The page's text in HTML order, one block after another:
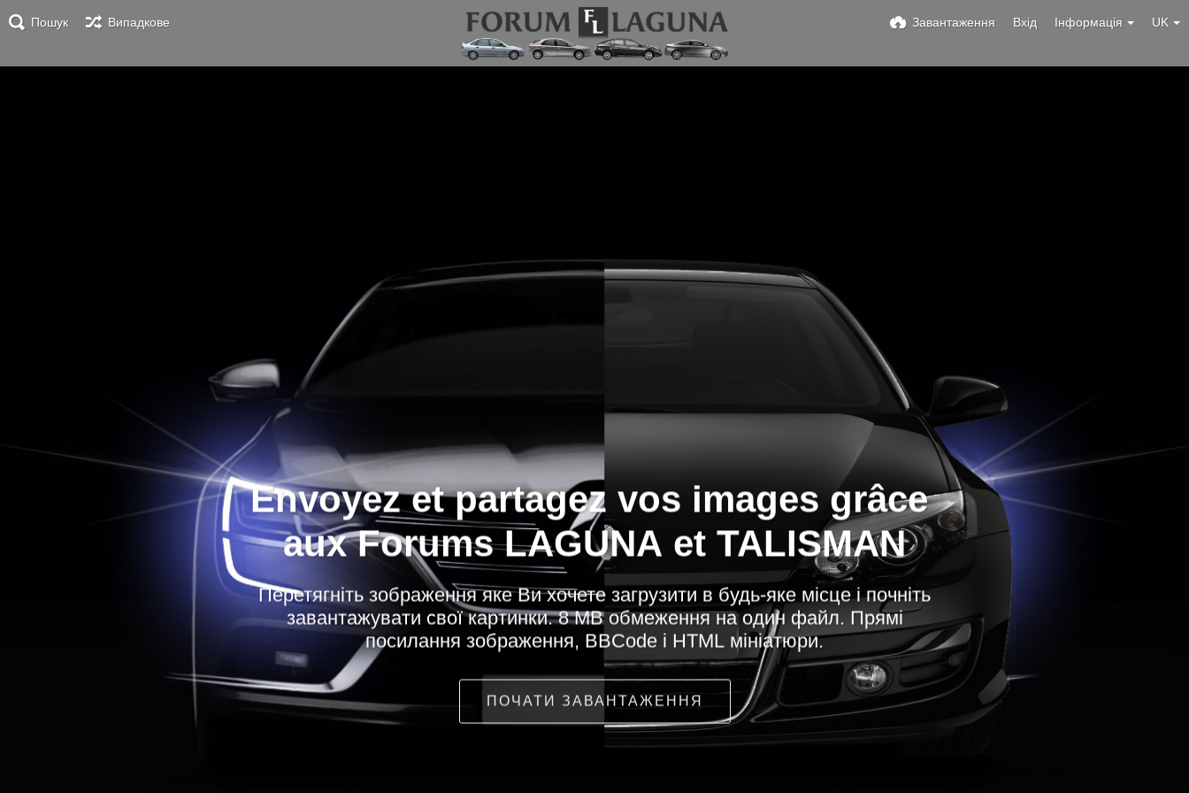
Пошук Випадкове Завантаження Вхід Інформація UK
Envoyez et partagez vos images grâce
aux Forums LAGUNA et TALISMAN
Перетягніть зображення яке Ви хочете загрузити в будь-яке місце і почніть
завантажувати свої картинки. 8 MB обмеження на один файл. Прямі
посилання зображення, BBCode і HTML мініатюри.
ПОЧАТИ ЗАВАНТАЖЕННЯ